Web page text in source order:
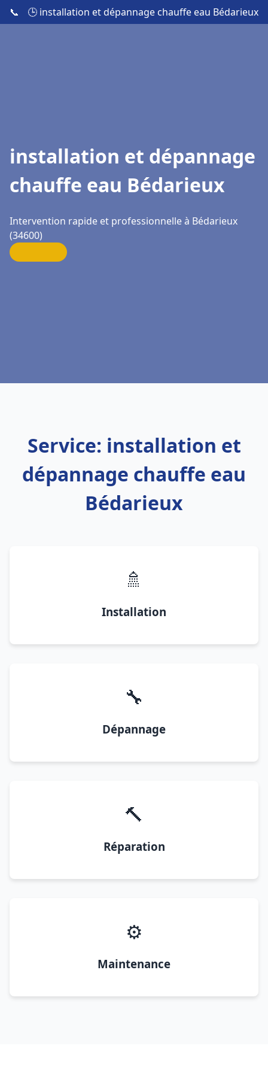
📞 🕒 installation et dépannage chauffe eau Bédarieux
installation et dépannage
chauffe eau Bédarieux
Intervention rapide et professionnelle à Bédarieux
(34600)
Service: installation et
dépannage chauffe eau
Bédarieux
🚿
Installation
🔧
Dépannage
🔨
Réparation
⚙️
Maintenance